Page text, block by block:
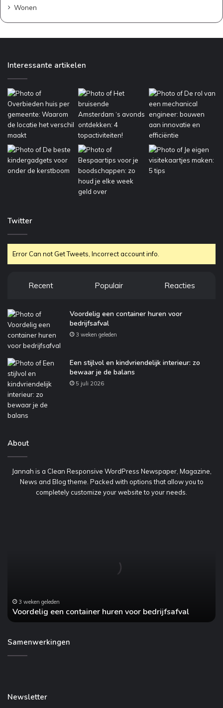
Wonen
Interessante artikelen
Twitter
Error Can not Get Tweets, Incorrect account info.
Recent Populair Reacties
Voordelig een container huren voor
bedrijfsafval
3 weken geleden
Een stijlvol en kindvriendelijk interieur: zo
bewaar je de balans
5 juli 2026
About
Jannah is a Clean Responsive WordPress Newspaper, Magazine,
News and Blog theme. Packed with options that allow you to
completely customize your website to your needs.
3 weken geleden
Voordelig een container huren voor bedrijfsafval
Samenwerkingen
Newsletter